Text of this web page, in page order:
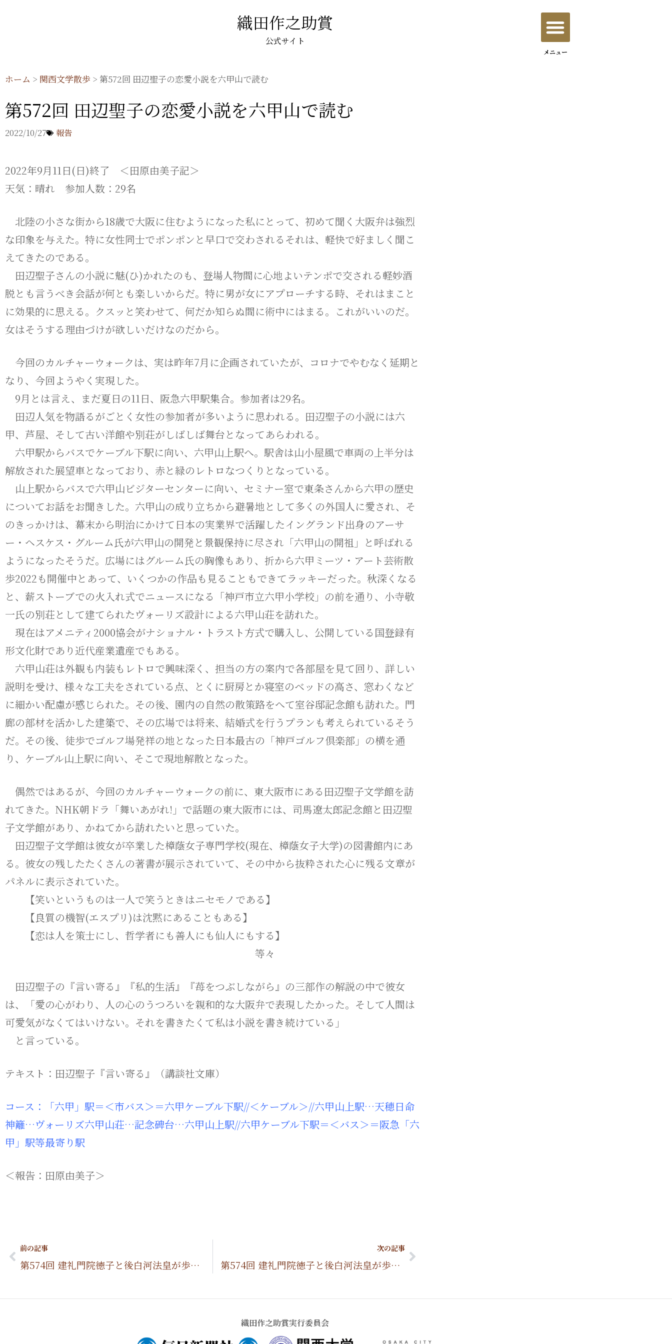
キ
プ
織田作之助賞
公式サイト
ホーム > 関西文学散歩 > 第572回 田辺聖子の恋愛小説を六甲山で読む
第572回 田辺聖子の恋愛小説を六甲山で読む
2022/10/27 報告
2022年9月11日(日)終了 ＜田原由美子記＞
天気：晴れ 参加人数：29名
北陸の小さな街から18歳で大阪に住むようになった私にとって、初めて聞く大阪弁は強烈
な印象を与えた。特に女性同士でポンポンと早口で交わされるそれは、軽快で好ましく聞こ
えてきたのである。
田辺聖子さんの小説に魅(ひ)かれたのも、登場人物間に心地よいテンポで交される軽妙酒
脱とも言うべき会話が何とも楽しいからだ。特に男が女にアプローチする時、それはまこと
に効果的に思える。クスッと笑わせて、何だか知らぬ間に術中にはまる。これがいいのだ。
女はそうする理由づけが欲しいだけなのだから。
今回のカルチャーウォークは、実は昨年7月に企画されていたが、コロナでやむなく延期と
なり、今回ようやく実現した。
9月とは言え、まだ夏日の11日、阪急六甲駅集合。参加者は29名。
田辺人気を物語るがごとく女性の参加者が多いように思われる。田辺聖子の小説には六
甲、芦屋、そして古い洋館や別荘がしばしば舞台となってあらわれる。
六甲駅からバスでケーブル下駅に向い、六甲山上駅へ。駅舎は山小屋風で車両の上半分は
解放された展望車となっており、赤と緑のレトロなつくりとなっている。
山上駅からバスで六甲山ビジターセンターに向い、セミナー室で東条さんから六甲の歴史
についてお話をお聞きした。六甲山の成り立ちから避暑地として多くの外国人に愛され、そ
のきっかけは、幕末から明治にかけて日本の実業界で活躍したイングランド出身のアーサ
ー・ヘスケス・グルーム氏が六甲山の開発と景観保持に尽され「六甲山の開祖」と呼ばれる
ようになったそうだ。広場にはグルーム氏の胸像もあり、折から六甲ミーツ・アート芸術散
歩2022も開催中とあって、いくつかの作品も見ることもできてラッキーだった。秋深くなる
と、薪ストーブでの火入れ式でニュースになる「神戸市立六甲小学校」の前を通り、小寺敬
一氏の別荘として建てられたヴォーリズ設計による六甲山荘を訪れた。
現在はアメニティ2000協会がナショナル・トラスト方式で購入し、公開している国登録有
形文化財であり近代産業遺産でもある。
六甲山荘は外観も内装もレトロで興味深く、担当の方の案内で各部屋を見て回り、詳しい
説明を受け、様々な工夫をされている点、とくに厨房とか寝室のベッドの高さ、窓わくなど
に細かい配慮が感じられた。その後、園内の自然の散策路をへて室谷邸記念館も訪れた。門
廊の部材を活かした建築で、その広場では将来、結婚式を行うプランも考えられているそう
だ。その後、徒歩でゴルフ場発祥の地となった日本最古の「神戸ゴルフ倶楽部」の横を通
り、ケーブル山上駅に向い、そこで現地解散となった。
偶然ではあるが、今回のカルチャーウォークの前に、東大阪市にある田辺聖子文学館を訪
れてきた。NHK朝ドラ「舞いあがれ!」で話題の東大阪市には、司馬遼太郎記念館と田辺聖
子文学館があり、かねてから訪れたいと思っていた。
田辺聖子文学館は彼女が卒業した樟蔭女子専門学校(現在、樟蔭女子大学)の図書館内にあ
る。彼女の残したたくさんの著書が展示されていて、その中から抜粋された心に残る文章が
パネルに表示されていた。
【笑いというものは一人で笑うときはニセモノである】
【良質の機智(エスプリ)は沈黙にあることもある】
【恋は人を策士にし、哲学者にも善人にも仙人にもする】
等々
田辺聖子の『言い寄る』『私的生活』『苺をつぶしながら』の三部作の解説の中で彼女
は、「愛の心がわり、人の心のうつろいを親和的な大阪弁で表現したかった。そして人間は
可愛気がなくてはいけない。それを書きたくて私は小説を書き続けている」
と言っている。
テキスト：田辺聖子『言い寄る』（講談社文庫）
コース：「六甲」駅＝＜市バス＞＝六甲ケーブル下駅//＜ケーブル＞//六甲山上駅…天穂日命
神籬…ヴォーリズ六甲山荘…記念碑台…六甲山上駅//六甲ケーブル下駅＝＜バス＞＝阪急「六
甲」駅等最寄り駅
＜報告：田原由美子＞
Prev
前の記事
第574回 建礼門院徳子と後白河法皇が歩いた江文峠(えぶみとうげ)を辿る
次の記事
第574回 建礼門院徳子と後白河法皇が歩いた江文峠(えぶみとうげ)を辿る
Next
織田作之助賞実行委員会